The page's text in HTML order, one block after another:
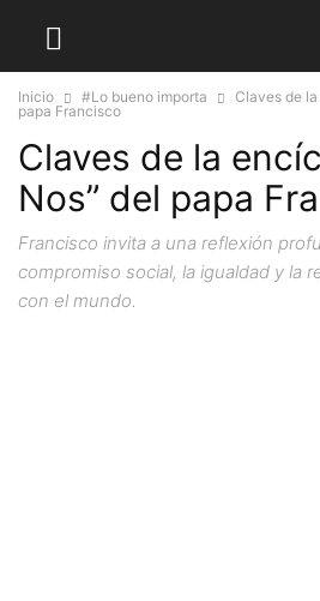
Inicio #Lo bueno importa
Claves de
papa Francisco
Claves de la
Nos” del papa
Francisco invita a una reflexión
compromiso social, la igualdad y la
con el mundo.